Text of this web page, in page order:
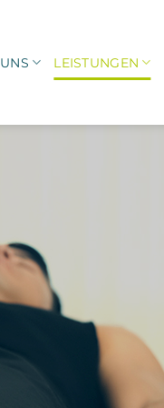
LEISTUNGEN